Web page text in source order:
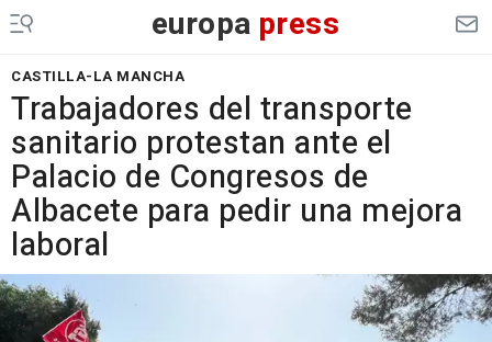
europa press
CASTILLA-LA MANCHA
Trabajadores del transporte
sanitario protestan ante el
Palacio de Congresos de
Albacete para pedir una mejora
laboral